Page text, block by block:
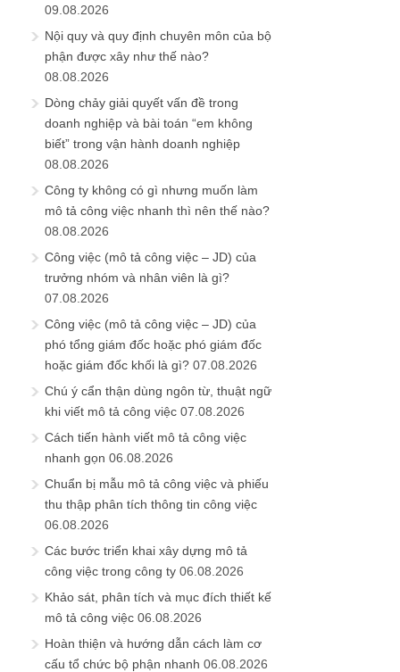
09.08.2026
Nội quy và quy định chuyên môn của bộ
phận được xây như thế nào?
08.08.2026
Dòng chảy giải quyết vấn đề trong
doanh nghiệp và bài toán “em không
biết” trong vận hành doanh nghiệp
08.08.2026
Công ty không có gì nhưng muốn làm
mô tả công việc nhanh thì nên thế nào?
08.08.2026
Công việc (mô tả công việc – JD) của
trưởng nhóm và nhân viên là gì?
07.08.2026
Công việc (mô tả công việc – JD) của
phó tổng giám đốc hoặc phó giám đốc
hoặc giám đốc khối là gì? 07.08.2026
Chú ý cẩn thận dùng ngôn từ, thuật ngữ
khi viết mô tả công việc 07.08.2026
Cách tiến hành viết mô tả công việc
nhanh gọn 06.08.2026
Chuẩn bị mẫu mô tả công việc và phiếu
thu thập phân tích thông tin công việc
06.08.2026
Các bước triển khai xây dựng mô tả
công việc trong công ty 06.08.2026
Khảo sát, phân tích và mục đích thiết kế
mô tả công việc 06.08.2026
Hoàn thiện và hướng dẫn cách làm cơ
cấu tổ chức bộ phận nhanh 06.08.2026